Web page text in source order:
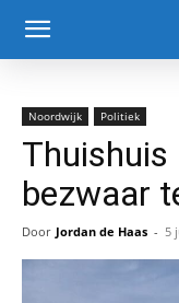
Noordwijk Politiek
bezwaar
Door Jordan de Haas - 5